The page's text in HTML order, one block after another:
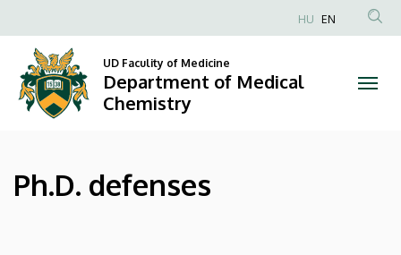
defenses
Department
Medical
to
content
Anonim
fiók
HU EN
UD Faculity of Medicine
Department of Medical
Chemistry
Ph.D. defenses